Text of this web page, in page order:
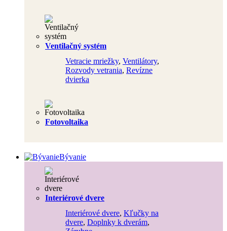
Ventilačný systém
Vetracie mriežky, Ventilátory,
Rozvody vetrania, Revízne
dvierka
Fotovoltaika
Bývanie
Interiérové dvere
Interiérové dvere, Kľučky na
dvere, Doplnky k dverám,